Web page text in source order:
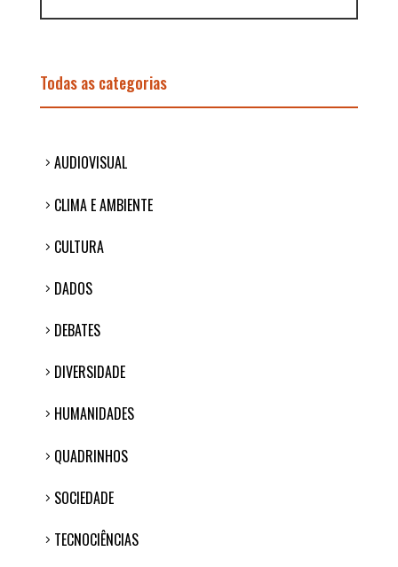
Todas as categorias
AUDIOVISUAL
CLIMA E AMBIENTE
CULTURA
DADOS
DEBATES
DIVERSIDADE
HUMANIDADES
QUADRINHOS
SOCIEDADE
TECNOCIÊNCIAS